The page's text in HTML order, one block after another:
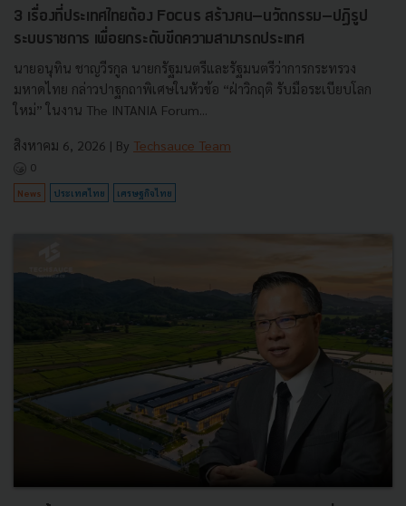
3 เรื่องที่ประเทศไทยต้อง Focus สร้างคน–นวัตกรรม–ปฏิรูป
ระบบราชการ เพื่อยกระดับขีดความสามารถประเทศ
นายอนุทิน ชาญวีรกูล นายกรัฐมนตรีและรัฐมนตรีว่าการกระทรวง
มหาดไทย กล่าวปาฐกถาพิเศษในหัวข้อ “ฝ่าวิกฤติ รับมือระเบียบโลก
ใหม่” ในงาน The INTANIA Forum...
สิงหาคม 6, 2026 | By Techsauce Team
0
News ประเทศไทย เศรษฐกิจไทย